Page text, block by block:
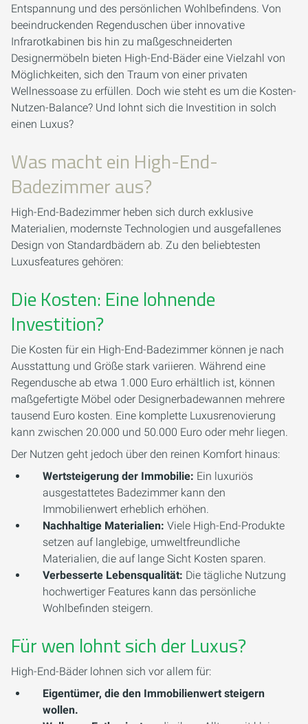
Entspannung und des persönlichen Wohlbefindens. Von
beeindruckenden Regenduschen über innovative
Infrarotkabinen bis hin zu maßgeschneiderten
Designermöbeln bieten High-End-Bäder eine Vielzahl von
Möglichkeiten, sich den Traum von einer privaten
Wellnessoase zu erfüllen. Doch wie steht es um die Kosten-
Nutzen-Balance? Und lohnt sich die Investition in solch
einen Luxus?
Was macht ein High-End-
Badezimmer aus?
High-End-Badezimmer heben sich durch exklusive
Materialien, modernste Technologien und ausgefallenes
Design von Standardbädern ab. Zu den beliebtesten
Luxusfeatures gehören:
Die Kosten: Eine lohnende
Investition?
Die Kosten für ein High-End-Badezimmer können je nach
Ausstattung und Größe stark variieren. Während eine
Regendusche ab etwa 1.000 Euro erhältlich ist, können
maßgefertigte Möbel oder Designerbadewannen mehrere
tausend Euro kosten. Eine komplette Luxusrenovierung
kann zwischen 20.000 und 50.000 Euro oder mehr liegen.
Der Nutzen geht jedoch über den reinen Komfort hinaus:
Wertsteigerung der Immobilie: Ein luxuriös
ausgestattetes Badezimmer kann den
Immobilienwert erheblich erhöhen.
Nachhaltige Materialien: Viele High-End-Produkte
setzen auf langlebige, umweltfreundliche
Materialien, die auf lange Sicht Kosten sparen.
Verbesserte Lebensqualität: Die tägliche Nutzung
hochwertiger Features kann das persönliche
Wohlbefinden steigern.
Für wen lohnt sich der Luxus?
High-End-Bäder lohnen sich vor allem für:
Eigentümer, die den Immobilienwert steigern
wollen.